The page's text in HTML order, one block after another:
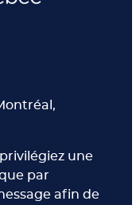
privilégiez une
par
afin de